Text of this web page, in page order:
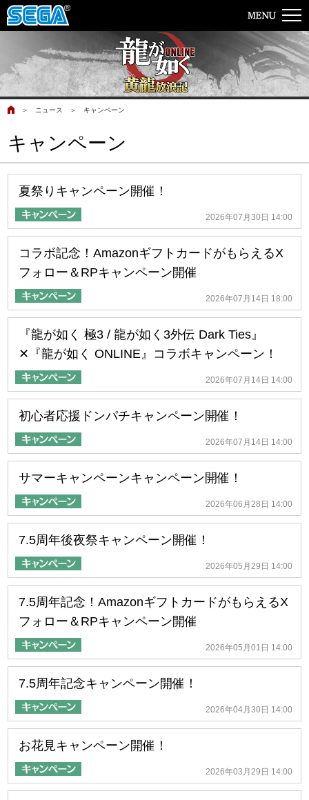
＞ ニュース ＞ キャンペーン
キャンペーン
2026年07月30日 14:00
夏祭りキャンペーン開催！
2026年07月14日 18:00
コラボ記念！AmazonギフトカードがもらえるX
フォロー＆RPキャンペーン開催
2026年07月14日 14:00
『龍が如く 極3 / 龍が如く3外伝 Dark Ties』
✕『龍が如く ONLINE』コラボキャンペーン！
2026年07月14日 14:00
初心者応援ドンパチキャンペーン開催！
2026年06月28日 14:00
サマーキャンペーンキャンペーン開催！
2026年05月29日 14:00
7.5周年後夜祭キャンペーン開催！
2026年05月01日 14:00
7.5周年記念！AmazonギフトカードがもらえるX
フォロー＆RPキャンペーン開催
2026年04月30日 14:00
7.5周年記念キャンペーン開催！
2026年03月29日 14:00
お花見キャンペーン開催！